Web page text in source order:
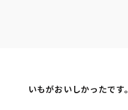
いもがおいしかったです。